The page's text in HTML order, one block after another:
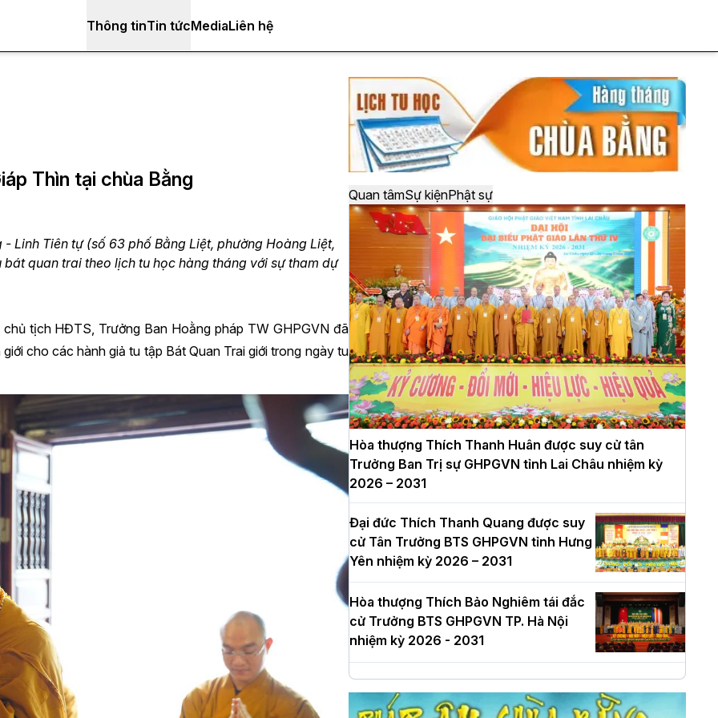
Thông tinTin tứcMediaLiên hệ
Thìn tại chùa Bằng
Linh Tiên tự (số 63 phố Bằng Liệt, phường Hoàng Liệt,
quan trai theo lịch tu học hàng tháng với sự tham dự
tịch HĐTS, Trưởng Ban Hoằng pháp TW GHPGVN đã
cho các hành giả tu tập Bát Quan Trai giới trong ngày tu
Quan tâmSự kiệnPhật sự
Hòa thượng Thích Thanh Huân được suy cử tân
Trưởng Ban Trị sự GHPGVN tỉnh Lai Châu nhiệm kỳ
2026 – 2031
Đại đức Thích Thanh Quang được suy
cử Tân Trưởng BTS GHPGVN tỉnh Hưng
Yên nhiệm kỳ 2026 – 2031
Hòa thượng Thích Bảo Nghiêm tái đắc
cử Trưởng BTS GHPGVN TP. Hà Nội
nhiệm kỳ 2026 - 2031
Hà Nội: Long trọng lễ khởi công xây
dựng Trung tâm văn hóa Phật giáo Thủ